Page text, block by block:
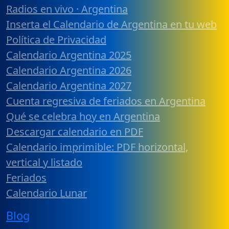
Radios en vivo · Argentina
Inserta el Calendario de Argentina en tu web
Política de Privacidad
Calendario Argentina 2025
Calendario Argentina 2026
Calendario Argentina 2027
Cuenta regresiva de feriados en Argentina
Qué se celebra hoy en Argentina
Descargar calendario en PDF
Calendario imprimible: PDF horizontal,
vertical y listado
Feriados
Calendario Lunar
Blog